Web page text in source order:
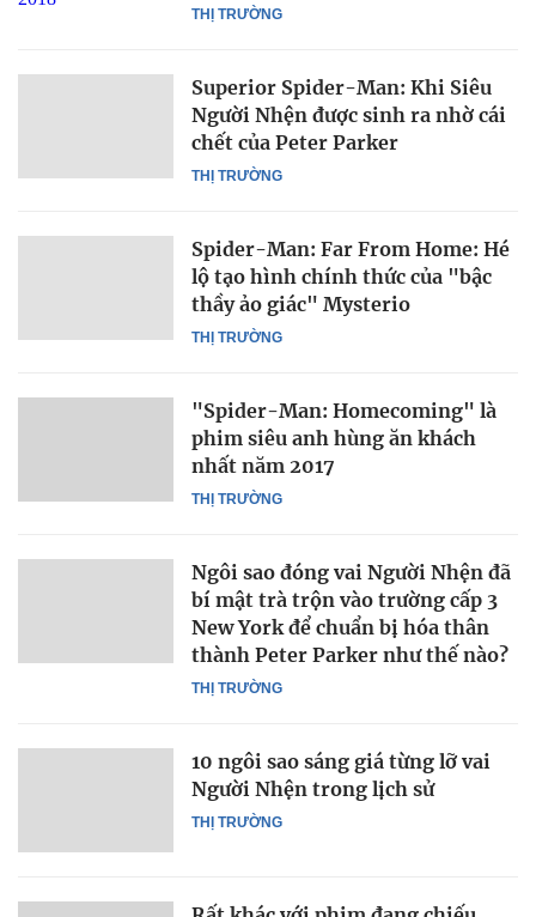
THỊ TRƯỜNG
THỊ TRƯỜNG
Superior Spider-Man: Khi Siêu
Người Nhện được sinh ra nhờ cái
chết của Peter Parker
THỊ TRƯỜNG
Spider-Man: Far From Home: Hé
lộ tạo hình chính thức của "bậc
thầy ảo giác" Mysterio
THỊ TRƯỜNG
"Spider-Man: Homecoming" là
phim siêu anh hùng ăn khách
nhất năm 2017
THỊ TRƯỜNG
Ngôi sao đóng vai Người Nhện đã
bí mật trà trộn vào trường cấp 3
New York để chuẩn bị hóa thân
thành Peter Parker như thế nào?
THỊ TRƯỜNG
10 ngôi sao sáng giá từng lỡ vai
Người Nhện trong lịch sử